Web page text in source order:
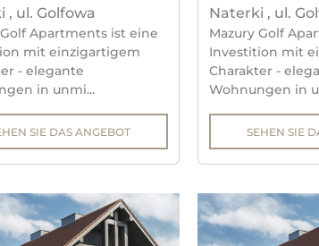
, ul. Golfowa
Apartments ist eine
mit einzigartigem
- elegante
in unmi...
SIE DAS ANGEBOT
Naterki , ul.
Mazury Golf
Investition mit
Charakter -
Wohnungen in
SEHEN SIE